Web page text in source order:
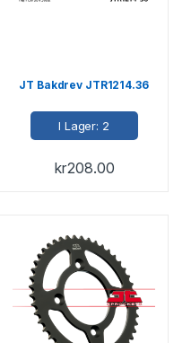
JT Bakdrev JTR1214.36
I Lager: 2
kr208.00